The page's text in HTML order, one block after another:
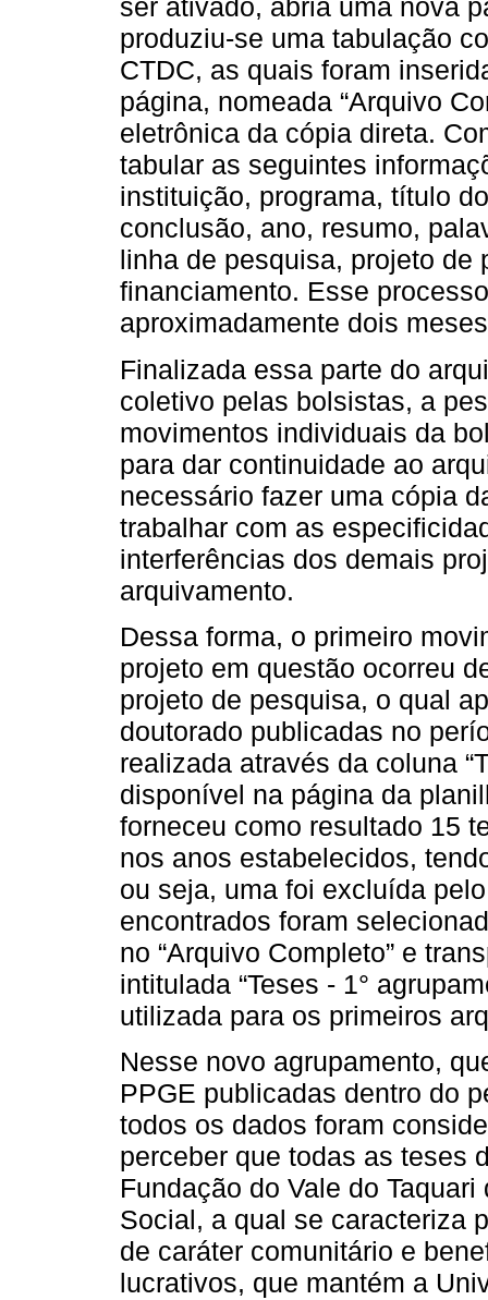
ser ativado, abria uma nova
produziu-se uma tabulação
CTDC, as quais foram
página, nomeada “Arquivo
eletrônica da cópia direta.
tabular as seguintes
instituição, programa, título
conclusão, ano, resumo,
linha de pesquisa, projeto de
financiamento. Esse
aproximadamente dois
Finalizada essa parte do
coletivo pelas bolsistas, a
movimentos individuais da
para dar continuidade ao
necessário fazer uma cópia
trabalhar com as
interferências dos demais
arquivamento.
Dessa forma, o primeiro
projeto em questão ocorreu
projeto de pesquisa, o qual
doutorado publicadas no
realizada através da coluna
disponível na página da
forneceu como resultado 15
nos anos estabelecidos,
ou seja, uma foi excluída
encontrados foram
no “Arquivo Completo” e
intitulada “Teses - 1°
utilizada para os primeiros
Nesse novo agrupamento,
PPGE publicadas dentro do
todos os dados foram
perceber que todas as teses
Fundação do Vale do
Social, a qual se caracteriza
de caráter comunitário e
lucrativos, que mantém a